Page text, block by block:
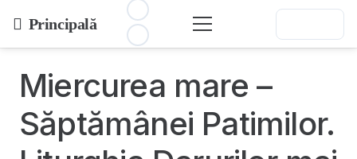
Principală
Miercurea mare –
Săptămânei Patimilor.